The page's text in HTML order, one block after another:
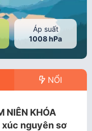
Áp suất
1008 hPa
NỔI
NIÊN KHÓA
nguyên sơ